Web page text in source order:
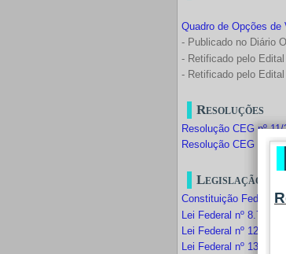
Quadro de Opções de
- Publicado no Diário
- Retificado pelo
- Retificado pelo
Resoluções
Resolução CEG nº 11/
Resolução CEG nº
Legislação
Constituição Federal
Lei Federal nº 8.745/
Lei Federal nº 12.990/
Lei Federal nº 13.146/